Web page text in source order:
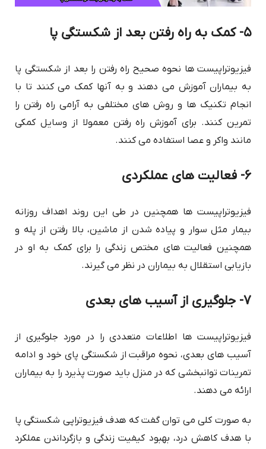
۵- کمک به راه رفتن بعد از شکستگی پا
فیزیوتراپیست ها نحوه صحیح راه رفتن را بعد از شکستگی پا
به بیماران آموزش می دهند و به آنها کمک می کنند تا با
انجام تکنیک ها و روش های مختلفی به آرامی راه رفتن را
تمرین کنند. برای آموزش راه رفتن معمولا از وسایل کمکی
مانند واکر و عصا استفاده می کنند.
۶- فعالیت های عملکردی
فیزیوتراپیست ها همچنین در طی این روند اهداف روزانه
بیمار مثل سوار و پیاده شدن از ماشین، بالا رفتن از پله و
همچنین فعالیت های مختص زندگی را برای کمک به او در
بازیابی استقلال به بیماران در نظر می گیرند.
۷- جلوگیری از آسیب های بعدی
فیزیوتراپیست ها اطلاعات متعددی را در مورد جلوگیری از
آسیب های بعدی، نحوه مراقبت از شکستگی پای خود و ادامه
تمرینات توانبخشی که در منزل باید صورت پذیرد را به بیماران
ارائه می دهند.
به صورت کلی می توان گفت که هدف فیزیوتراپی شکستگی پا
با هدف کاهش درد، بهبود کیفیت زندگی و بازگرداندن عملکرد